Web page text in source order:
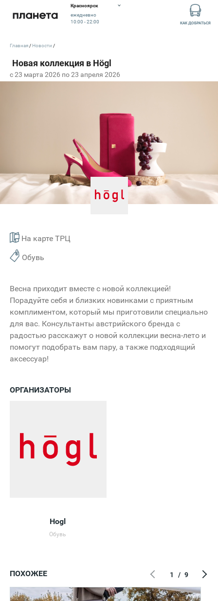
Красноярск
ежедневно
10:00 - 22:00
КАК ДОБРАТЬСЯ
c 23 марта 2026 по 23 апреля 2026
На карте ТРЦ
Обувь
Главная Новости
Весна приходит вместе с новой коллекцией!
Порадуйте себя и близких новинками с приятным
комплиментом, который мы приготовили специально
для вас. Консультанты австрийского бренда с
радостью расскажут о новой коллекции весна-лето и
помогут подобрать вам пару, а также подходящий
аксессуар!
ОРГАНИЗАТОРЫ
Hogl
Обувь
ПОХОЖЕЕ 1 / 9